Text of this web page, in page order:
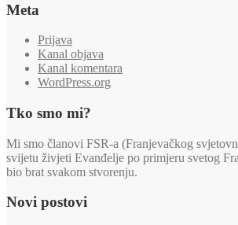
Meta
Prijava
Kanal objava
Kanal komentara
WordPress.org
Tko smo mi?
Mi smo članovi FSR-a (Franjevačkog
svijetu živjeti Evanđelje po primjeru svetog
bio brat svakom stvorenju.
Novi postovi